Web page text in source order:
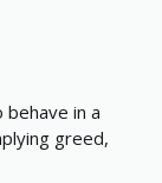
in a
greed,